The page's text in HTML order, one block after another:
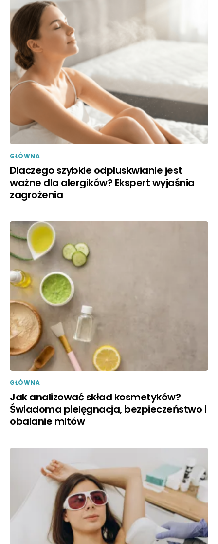
GŁÓWNA
Dlaczego szybkie odpluskwianie jest
ważne dla alergików? Ekspert wyjaśnia
zagrożenia
GŁÓWNA
Jak analizować skład kosmetyków?
Świadoma pielęgnacja, bezpieczeństwo i
obalanie mitów